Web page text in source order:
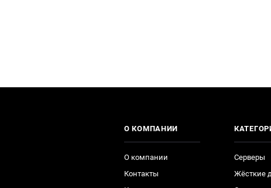
О КОМПАНИИ
О компании
Контакты
Серверы
Жёсткие